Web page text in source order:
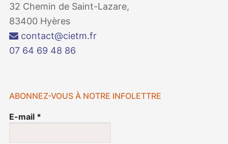
32 Chemin de Saint-Lazare,
83400 Hyères
contact@cietm.fr
07 64 69 48 86
ABONNEZ-VOUS À NOTRE INFOLETTRE
E-mail *